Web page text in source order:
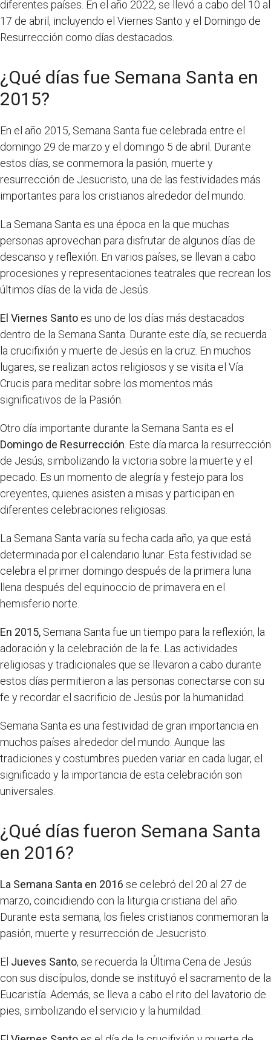
diferentes países. En el año 2022, se llevó a cabo del 10 al
17 de abril, incluyendo el Viernes Santo y el Domingo de
Resurrección como días destacados.
¿Qué días fue Semana Santa en
2015?
En el año 2015, Semana Santa fue celebrada entre el
domingo 29 de marzo y el domingo 5 de abril. Durante
estos días, se conmemora la pasión, muerte y
resurrección de Jesucristo, una de las festividades más
importantes para los cristianos alrededor del mundo.
La Semana Santa es una época en la que muchas
personas aprovechan para disfrutar de algunos días de
descanso y reflexión. En varios países, se llevan a cabo
procesiones y representaciones teatrales que recrean los
últimos días de la vida de Jesús.
El Viernes Santo es uno de los días más destacados
dentro de la Semana Santa. Durante este día, se recuerda
la crucifixión y muerte de Jesús en la cruz. En muchos
lugares, se realizan actos religiosos y se visita el Vía
Crucis para meditar sobre los momentos más
significativos de la Pasión.
Otro día importante durante la Semana Santa es el
Domingo de Resurrección . Este día marca la resurrección
de Jesús, simbolizando la victoria sobre la muerte y el
pecado. Es un momento de alegría y festejo para los
creyentes, quienes asisten a misas y participan en
diferentes celebraciones religiosas.
La Semana Santa varía su fecha cada año, ya que está
determinada por el calendario lunar. Esta festividad se
celebra el primer domingo después de la primera luna
llena después del equinoccio de primavera en el
hemisferio norte.
En 2015, Semana Santa fue un tiempo para la reflexión, la
adoración y la celebración de la fe. Las actividades
religiosas y tradicionales que se llevaron a cabo durante
estos días permitieron a las personas conectarse con su
fe y recordar el sacrificio de Jesús por la humanidad.
Semana Santa es una festividad de gran importancia en
muchos países alrededor del mundo. Aunque las
tradiciones y costumbres pueden variar en cada lugar, el
significado y la importancia de esta celebración son
universales.
¿Qué días fueron Semana Santa
en 2016?
La Semana Santa en 2016 se celebró del 20 al 27 de
marzo, coincidiendo con la liturgia cristiana del año.
Durante esta semana, los fieles cristianos conmemoran la
pasión, muerte y resurrección de Jesucristo.
El Jueves Santo, se recuerda la Última Cena de Jesús
con sus discípulos, donde se instituyó el sacramento de la
Eucaristía. Además, se lleva a cabo el rito del lavatorio de
pies, simbolizando el servicio y la humildad.